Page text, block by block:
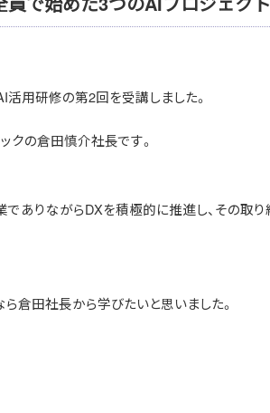
活用研修の第2回を受講しました。
クの倉田慎介社長です。
でありながらDXを積極的に推進し、その取り
倉田社長から学びたいと思いました。